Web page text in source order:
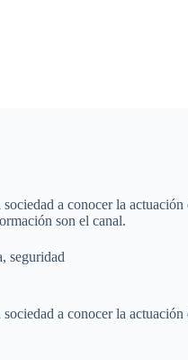
a conocer la actuación
son el canal.
, seguridad
a conocer la